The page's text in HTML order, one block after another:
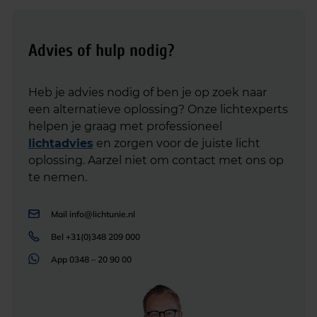
Advies of hulp nodig?
Heb je advies nodig of ben je op zoek naar
een alternatieve oplossing? Onze lichtexperts
helpen je graag met professioneel
lichtadvies en zorgen voor de juiste licht
oplossing. Aarzel niet om contact met ons op
te nemen.
Mail info@lichtunie.nl
Bel +31(0)348 209 000
App 0348 – 20 90 00